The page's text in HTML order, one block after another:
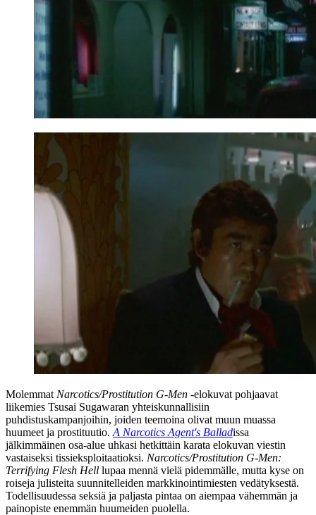
Molemmat Narcotics/Prostitution G‑Men ‑elokuvat pohjaavat
liikemies Tsusai Sugawaran yhteiskunnallisiin
puhdistuskampanjoihin, joiden teemoina olivat muun muassa
huumeet ja prostituutio. A Narcotics Agent's Balladissa
jälkimmäinen osa‑alue uhkasi hetkittäin karata elokuvan viestin
vastaiseksi tissieksploitaatioksi. Narcotics/Prostitution G‑Men:
Terrifying Flesh Hell lupaa mennä vielä pidemmälle, mutta kyse on
roiseja julisteita suunnitelleiden markkinointimiesten vedätyksestä.
Todellisuudessa seksiä ja paljasta pintaa on aiempaa vähemmän ja
painopiste enemmän huumeiden puolella.